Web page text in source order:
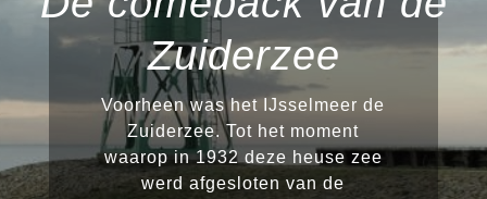
Zuiderzee
Voorheen was het IJsselmeer de
Zuiderzee. Tot het moment
waarop in 1932 deze heuse zee
werd afgesloten van de